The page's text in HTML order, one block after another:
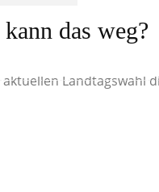
das weg?
Zahl der Wähler, die
Landtagswahl